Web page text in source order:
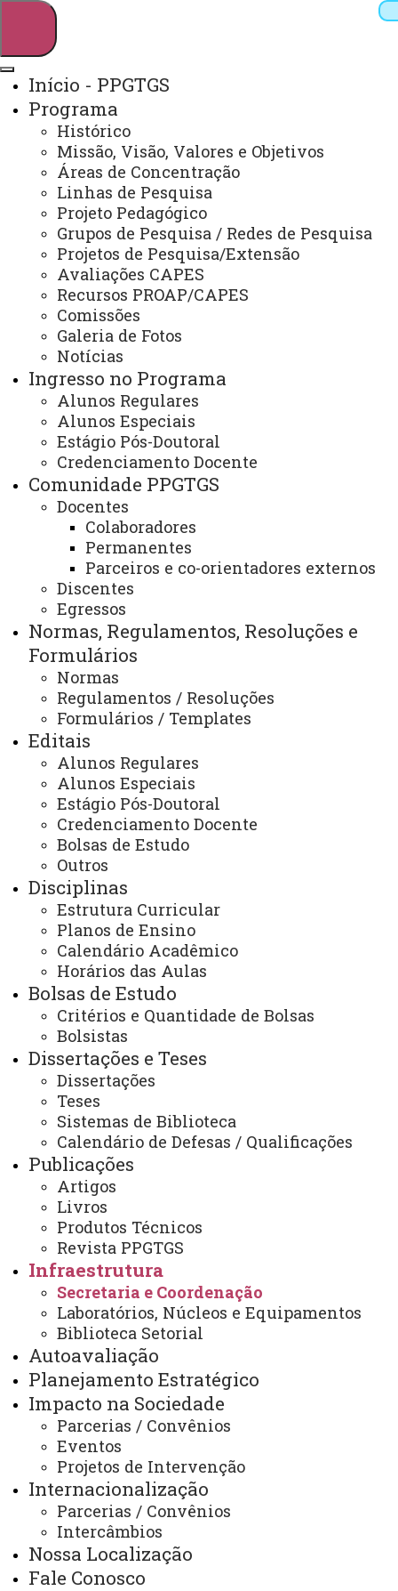
Webmail Sistemas
Arquivo Virtual
Campus
Início - PPGTGS
Programa
Histórico
Missão, Visão, Valores e Objetivos
Áreas de Concentração
Linhas de Pesquisa
Projeto Pedagógico
Grupos de Pesquisa / Redes de Pesquisa
Projetos de Pesquisa/Extensão
Avaliações CAPES
Recursos PROAP/CAPES
Comissões
Galeria de Fotos
Notícias
Ingresso no Programa
Alunos Regulares
Alunos Especiais
Estágio Pós-Doutoral
Credenciamento Docente
Comunidade PPGTGS
Docentes
Colaboradores
Permanentes
Parceiros e co-orientadores externos
Discentes
Egressos
Normas, Regulamentos, Resoluções e
Formulários
Normas
Regulamentos / Resoluções
Formulários / Templates
Editais
Alunos Regulares
Alunos Especiais
Estágio Pós-Doutoral
Credenciamento Docente
Bolsas de Estudo
Outros
Disciplinas
Estrutura Curricular
Planos de Ensino
Calendário Acadêmico
Horários das Aulas
Bolsas de Estudo
Critérios e Quantidade de Bolsas
Bolsistas
Dissertações e Teses
Dissertações
Teses
Sistemas de Biblioteca
Calendário de Defesas / Qualificações
Publicações
Artigos
Livros
Produtos Técnicos
Revista PPGTGS
Infraestrutura
Secretaria e Coordenação
Laboratórios, Núcleos e Equipamentos
Biblioteca Setorial
Autoavaliação
Planejamento Estratégico
Impacto na Sociedade
Parcerias / Convênios
Eventos
Projetos de Intervenção
Internacionalização
Parcerias / Convênios
Intercâmbios
Nossa Localização
Fale Conosco
Mestrado Profissional em Tecnologias, Gestão
Secretaria e Coordenação
ATUALIZAÇÃO MAIS RECENTE: 17 DE SETEMBRO DE
ACESSOS: 727
foz.ppgtgs@unioeste.br
Você está aqui:
Unioeste
PPGTGS - Pós Graduação em Gestão, Tecnologia e
Sustentabilidade - Foz do Iguaçu
Infraestrutura
Secretaria e Coordenação
ACESSE
Acesso Restrito (Editores do Portal)
Arquivo Virtual
Bibliotecas
Identidade Visual
Mapa do Site
Ouvidoria
Portal Office 365
Sistemas
Telefones
Webmail
REITORIA
Secretaria Geral